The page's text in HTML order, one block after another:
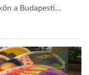
a Budapesti…